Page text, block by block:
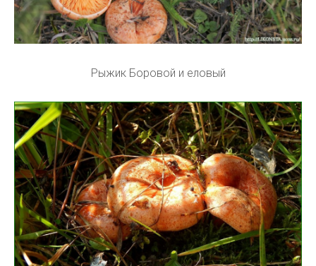
Рыжик Боровой и еловый